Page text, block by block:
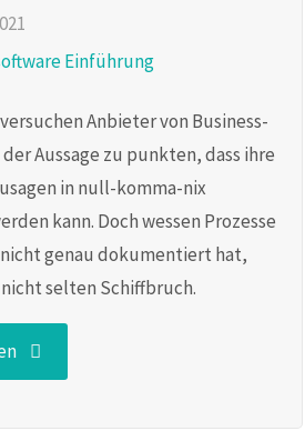
Einführung
Anbieter von Business-
Aussage zu punkten, dass ihre
in null-komma-nix
kann. Doch wessen Prozesse
genau dokumentiert hat,
selten Schiffbruch.
"Konzept